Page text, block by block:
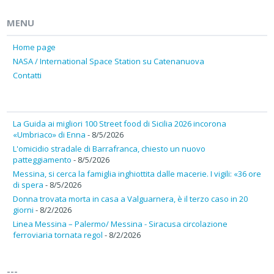
MENU
Home page
NASA / International Space Station su Catenanuova
Contatti
La Guida ai migliori 100 Street food di Sicilia 2026 incorona
«Umbriaco» di Enna - 8/5/2026
L'omicidio stradale di Barrafranca, chiesto un nuovo
patteggiamento - 8/5/2026
Messina, si cerca la famiglia inghiottita dalle macerie. I vigili: «36 ore
di spera - 8/5/2026
Donna trovata morta in casa a Valguarnera, è il terzo caso in 20
giorni - 8/2/2026
Linea Messina – Palermo/ Messina - Siracusa circolazione
ferroviaria tornata regol - 8/2/2026
---